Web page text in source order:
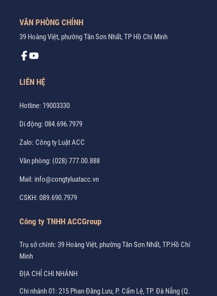
VĂN PHÒNG CHÍNH
39 Hoàng Việt, phường Tân Sơn Nhất, TP Hồ Chí Minh
LIÊN HỆ
Hotline: 19003330
Di động: 084.696.7979
Zalo: Công ty Luật ACC
Văn phòng: (028) 777.00.888
Mail: info@congtyluatacc.vn
CSKH: 089.690.7979
Công ty TNHH ACCGroup
Trụ sở chính: 39 Hoàng Việt, phường Tân Sơn Nhất, TP.Hồ Chí
Minh
ĐỊA CHỈ CHI NHÁNH
Chi nhánh 01: 215 Phan Đăng Lưu, P. Cẩm Lệ, TP. Đà Nẵng (Q.